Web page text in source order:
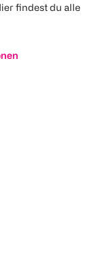
findest du alle